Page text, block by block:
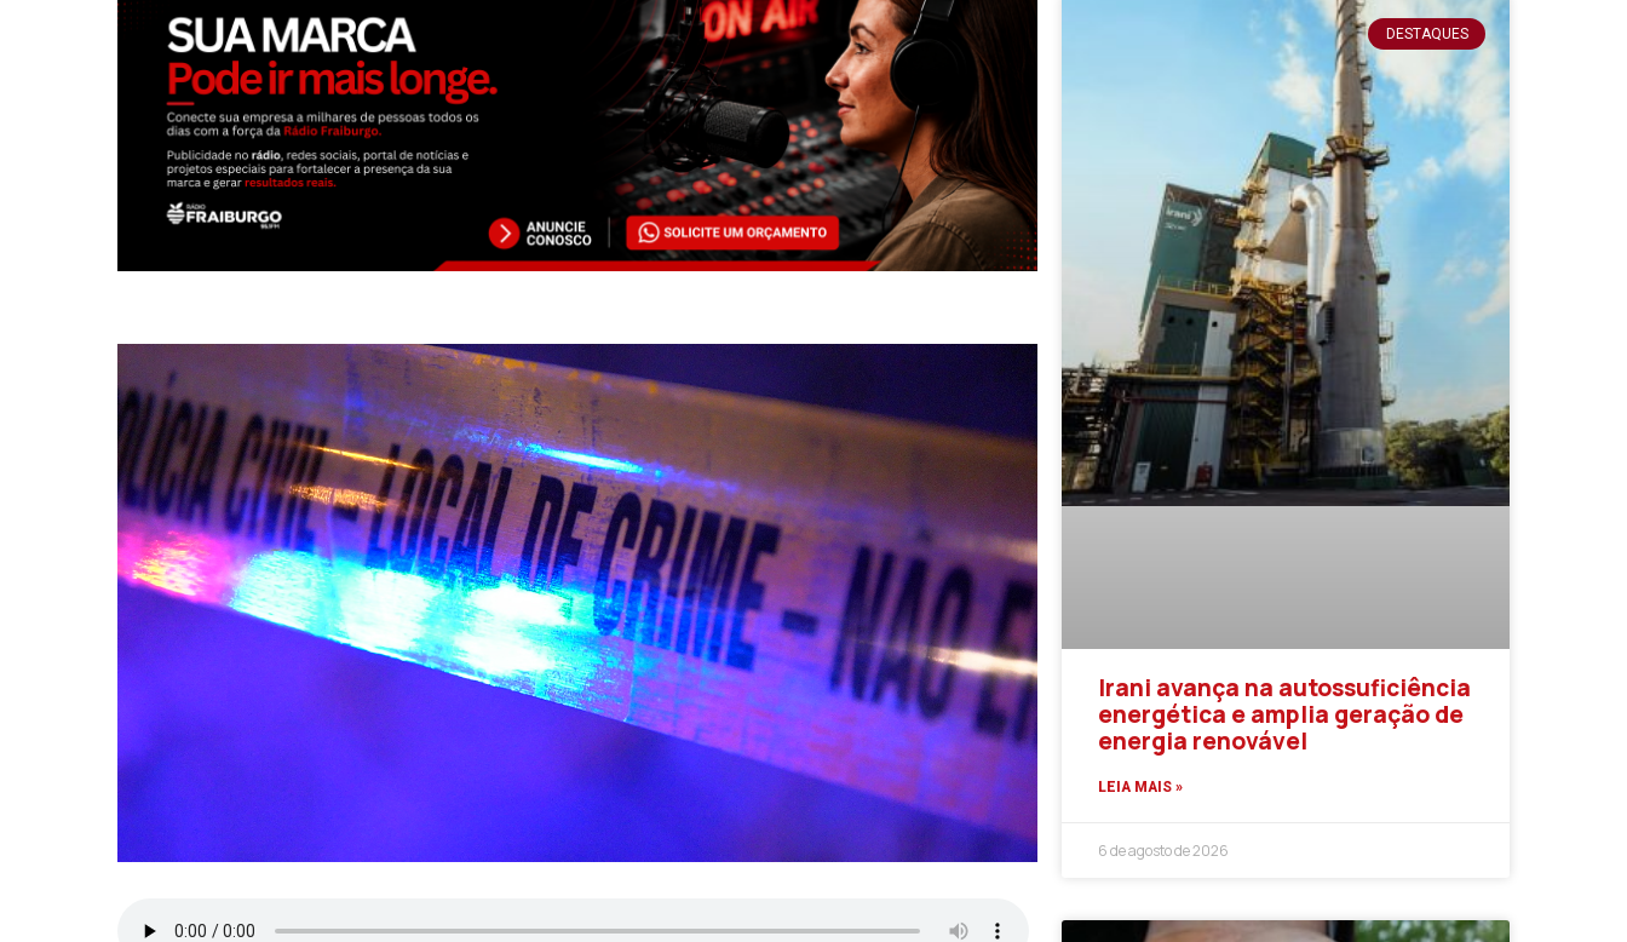
DESTAQUES
Irani avança na autossuficiência
energética e amplia geração de
energia renovável
LEIA MAIS »
6 de agosto de 2026